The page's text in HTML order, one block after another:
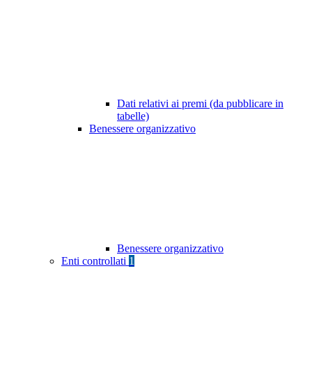
Dati relativi ai premi (da pubblicare in
tabelle)
Benessere organizzativo
Benessere organizzativo
Enti controllati 1